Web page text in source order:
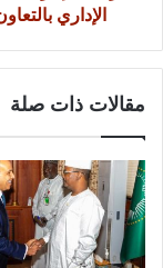
الإداري
مقالات ذات صلة